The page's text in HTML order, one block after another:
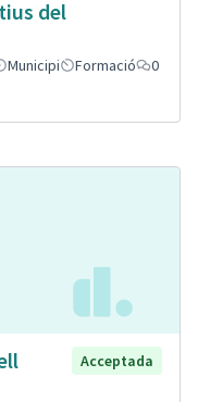
del
Municipi Formació
0
Acceptada